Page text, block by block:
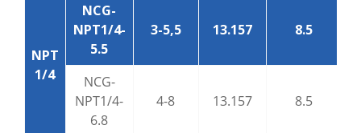
NPT
1/4
NCG-
NPT1/4-
5.5
3-5,5 13.157 8.5
NCG-
NPT1/4-
6.8
4-8 13.157 8.5